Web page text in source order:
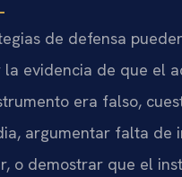
de defensa
la evidencia de que el
era falso,
argumentar falta de
o demostrar que el